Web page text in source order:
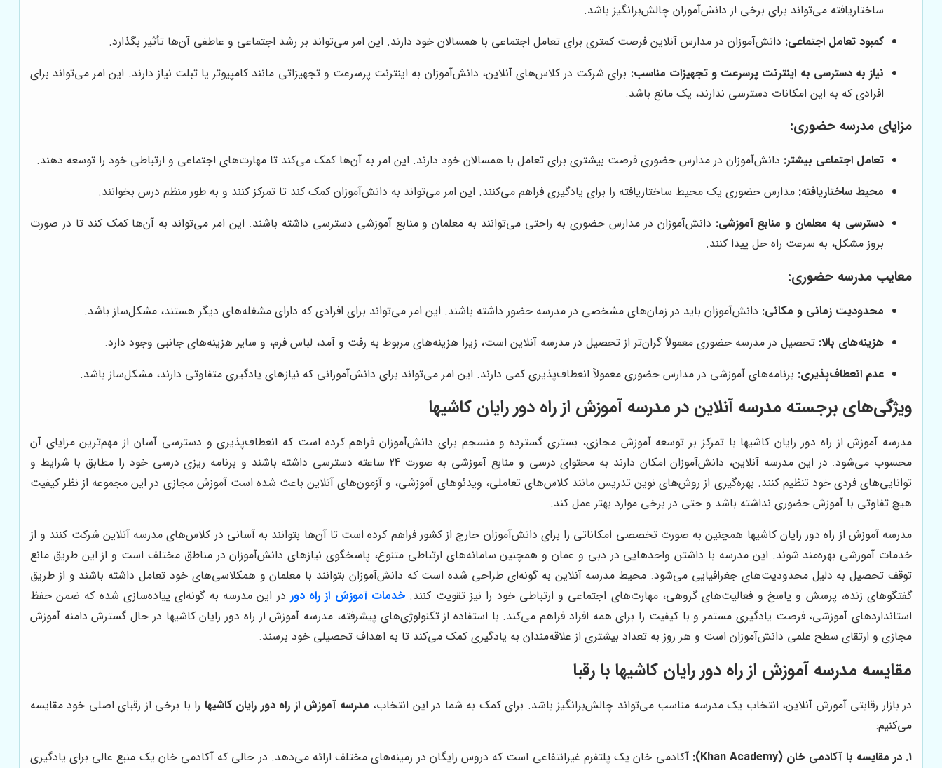
ساختاریافته می‌تواند برای برخی از دانش‌آموزان چالش‌برانگیز باشد.
کمبود تعامل اجتماعی: دانش‌آموزان در مدارس آنلاین فرصت کمتری برای تعامل اجتماعی با همسالان خود دارند. این امر می‌تواند بر رشد اجتماعی و عاطفی آن‌ها تأثیر بگذارد.
نیاز به دسترسی به اینترنت پرسرعت و تجهیزات مناسب: برای شرکت در کلاس‌های آنلاین، دانش‌آموزان به اینترنت پرسرعت و تجهیزاتی مانند کامپیوتر یا تبلت نیاز دارند. این امر می‌تواند برای
افرادی که به این امکانات دسترسی ندارند، یک مانع باشد.
مزایای مدرسه حضوری:
تعامل اجتماعی بیشتر: دانش‌آموزان در مدارس حضوری فرصت بیشتری برای تعامل با همسالان خود دارند. این امر به آن‌ها کمک می‌کند تا مهارت‌های اجتماعی و ارتباطی خود را توسعه دهند.
محیط ساختاریافته: مدارس حضوری یک محیط ساختاریافته را برای یادگیری فراهم می‌کنند. این امر می‌تواند به دانش‌آموزان کمک کند تا تمرکز کنند و به طور منظم درس بخوانند.
دسترسی به معلمان و منابع آموزشی: دانش‌آموزان در مدارس حضوری به راحتی می‌توانند به معلمان و منابع آموزشی دسترسی داشته باشند. این امر می‌تواند به آن‌ها کمک کند تا در صورت
بروز مشکل، به سرعت راه حل پیدا کنند.
معایب مدرسه حضوری:
محدودیت زمانی و مکانی: دانش‌آموزان باید در زمان‌های مشخصی در مدرسه حضور داشته باشند. این امر می‌تواند برای افرادی که دارای مشغله‌های دیگر هستند، مشکل‌ساز باشد.
هزینه‌های بالا: تحصیل در مدرسه حضوری معمولاً گران‌تر از تحصیل در مدرسه آنلاین است، زیرا هزینه‌های مربوط به رفت و آمد، لباس فرم، و سایر هزینه‌های جانبی وجود دارد.
عدم انعطاف‌پذیری: برنامه‌های آموزشی در مدارس حضوری معمولاً انعطاف‌پذیری کمی دارند. این امر می‌تواند برای دانش‌آموزانی که نیازهای یادگیری متفاوتی دارند، مشکل‌ساز باشد.
ویژگی‌های برجسته مدرسه آنلاین در مدرسه آموزش از راه دور رایان کاشیها
مدرسه آموزش از راه دور رایان کاشیها با تمرکز بر توسعه آموزش مجازی، بستری گسترده و منسجم برای دانش‌آموزان فراهم کرده است که انعطاف‌پذیری و دسترسی آسان از مهم‌ترین مزایای آن
محسوب می‌شود. در این مدرسه آنلاین، دانش‌آموزان امکان دارند به محتوای درسی و منابع آموزشی به صورت 24 ساعته دسترسی داشته باشند و برنامه ریزی درسی خود را مطابق با شرایط و
توانایی‌های فردی خود تنظیم کنند. بهره‌گیری از روش‌های نوین تدریس مانند کلاس‌های تعاملی، ویدئوهای آموزشی، و آزمون‌های آنلاین باعث شده است آموزش مجازی در این مجموعه از نظر کیفیت
هیچ تفاوتی با آموزش حضوری نداشته باشد و حتی در برخی موارد بهتر عمل کند.
مدرسه آموزش از راه دور رایان کاشیها همچنین به صورت تخصصی امکاناتی را برای دانش‌آموزان خارج از کشور فراهم کرده است تا آن‌ها بتوانند به آسانی در کلاس‌های مدرسه آنلاین شرکت کنند و از
خدمات آموزشی بهره‌مند شوند. این مدرسه با داشتن واحدهایی در دبی و عمان و همچنین سامانه‌های ارتباطی متنوع، پاسخگوی نیازهای دانش‌آموزان در مناطق مختلف است و از این طریق مانع
توقف تحصیل به دلیل محدودیت‌های جغرافیایی می‌شود. محیط مدرسه آنلاین به گونه‌ای طراحی شده است که دانش‌آموزان بتوانند با معلمان و همکلاسی‌های خود تعامل داشته باشند و از طریق
گفتگوهای زنده، پرسش و پاسخ و فعالیت‌های گروهی، مهارت‌های اجتماعی و ارتباطی خود را نیز تقویت کنند. خدمات آموزش از راه دور در این مدرسه به گونه‌ای پیاده‌سازی شده که ضمن حفظ
استانداردهای آموزشی، فرصت یادگیری مستمر و با کیفیت را برای همه افراد فراهم می‌کند. با استفاده از تکنولوژی‌های پیشرفته، مدرسه آموزش از راه دور رایان کاشیها در حال گسترش دامنه آموزش
مجازی و ارتقای سطح علمی دانش‌آموزان است و هر روز به تعداد بیشتری از علاقه‌مندان به یادگیری کمک می‌کند تا به اهداف تحصیلی خود برسند.
مقایسه مدرسه آموزش از راه دور رایان کاشیها با رقبا
در بازار رقابتی آموزش آنلاین، انتخاب یک مدرسه مناسب می‌تواند چالش‌برانگیز باشد. برای کمک به شما در این انتخاب، مدرسه آموزش از راه دور رایان کاشیها را با برخی از رقبای اصلی خود مقایسه
می‌کنیم:
1. در مقایسه با آکادمی خان (Khan Academy):
آکادمی خان یک پلتفرم غیرانتفاعی است که دروس رایگان در زمینه‌های مختلف ارائه می‌دهد. در حالی که آکادمی خان یک منبع عالی برای یادگیری